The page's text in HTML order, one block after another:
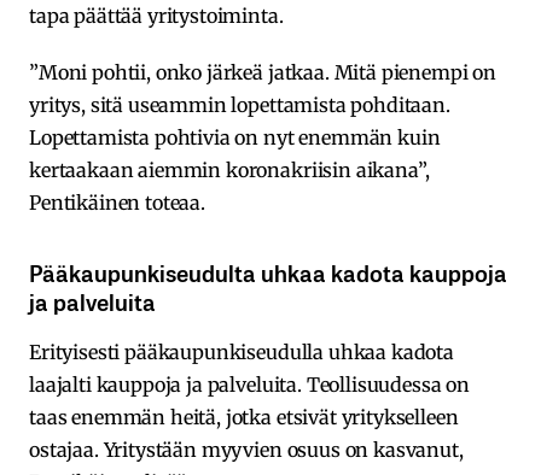
tapa päättää yritystoiminta.
”Moni pohtii, onko järkeä jatkaa. Mitä pienempi on
yritys, sitä useammin lopettamista pohditaan.
Lopettamista pohtivia on nyt enemmän kuin
kertaakaan aiemmin koronakriisin aikana”,
Pentikäinen toteaa.
Pääkaupunkiseudulta uhkaa kadota kauppoja
ja palveluita
Erityisesti pääkaupunkiseudulla uhkaa kadota
laajalti kauppoja ja palveluita. Teollisuudessa on
taas enemmän heitä, jotka etsivät yritykselleen
ostajaa. Yritystään myyvien osuus on kasvanut,